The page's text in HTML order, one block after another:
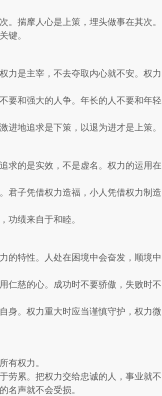
。揣摩人心是上策，埋头做事在其次。
键。
力是主宰，不去夺取内心就不安。权力
要和强大的人争。年长的人不要和年轻
进地追求是下策，以退为进才是上策。
求的是实效，不是虚名。权力的运用在
君子凭借权力造福，小人凭借权力制造
功绩来自于和睦。
的特性。人处在困境中会奋发，顺境中
仁慈的心。成功时不要骄傲，失败时不
身。权力重大时应当谨慎守护，权力微
有权力。
劳累。把权力交给忠诚的人，事业就不
名声就不会受损。